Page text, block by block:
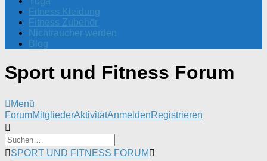
Fitness Kleidung
Fitness Zubehör
Nichtraucher werden
Blog
Sport und Fitness Forum
Menü
Forum-
Navigation
ForumMitgliederAktivitätAnmeldenRegistrieren
Forum-
SPORT UND FITNESS FORUM